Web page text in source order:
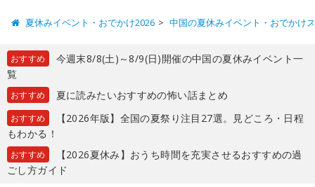
夏休みイベント・おでかけ2026 中国の夏休みイベント・おでかけ
おすすめ
今週末8/8(土)～8/9(日)開催の中国の夏休みイベント一
覧
おすすめ 夏に読みたいおすすめの怖い話まとめ
おすすめ
【2026年版】全国の夏祭り注目27選。見どころ・日程
もわかる！
おすすめ
【2026夏休み】おうち時間を充実させるおすすめの過
ごし方ガイド